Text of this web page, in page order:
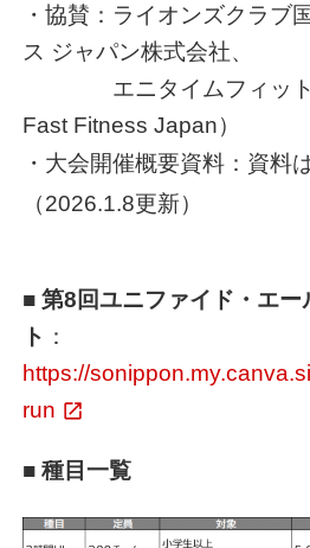
・協賛：ライオンズクラブ
ス ジャパン株式会社、
エニタイムフィット
Fast Fitness Japan）
・大会開催概要資料：資料
（2026.1.8更新）
■第8回ユニファイド・エー
ト ：
https://
run
■ 種目一覧